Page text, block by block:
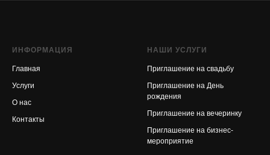
ИНФОРМАЦИЯ
Главная
Услуги
О нас
Контакты
НАШИ УСЛУГИ
Приглашение на свадьбу
Приглашение на День
рождения
Приглашение на вечеринку
Приглашение на бизнес-
мероприятие